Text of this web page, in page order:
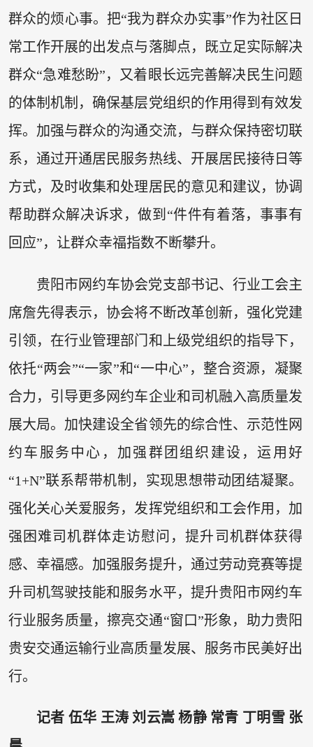
群众的烦心事。把“我为群众办实事”作为社区日
常工作开展的出发点与落脚点，既立足实际解决
群众“急难愁盼”，又着眼长远完善解决民生问题
的体制机制，确保基层党组织的作用得到有效发
挥。加强与群众的沟通交流，与群众保持密切联
系，通过开通居民服务热线、开展居民接待日等
方式，及时收集和处理居民的意见和建议，协调
帮助群众解决诉求，做到“件件有着落，事事有
回应”，让群众幸福指数不断攀升。
贵阳市网约车协会党支部书记、行业工会主
席詹先得表示，协会将不断改革创新，强化党建
引领，在行业管理部门和上级党组织的指导下，
依托“两会”“一家”和“一中心”，整合资源，凝聚
合力，引导更多网约车企业和司机融入高质量发
展大局。加快建设全省领先的综合性、示范性网
约车服务中心，加强群团组织建设，运用好
“1+N”联系帮带机制，实现思想带动团结凝聚。
强化关心关爱服务，发挥党组织和工会作用，加
强困难司机群体走访慰问，提升司机群体获得
感、幸福感。加强服务提升，通过劳动竞赛等提
升司机驾驶技能和服务水平，提升贵阳市网约车
行业服务质量，擦亮交通“窗口”形象，助力贵阳
贵安交通运输行业高质量发展、服务市民美好出
行。
记者 伍华 王涛 刘云嵩 杨静 常青 丁明雪 张